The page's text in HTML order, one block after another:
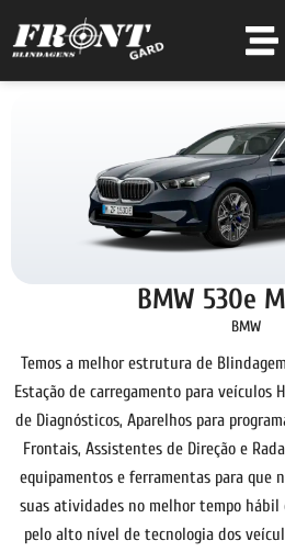
BMW 530e
BMW
Temos a melhor estrutura de
Estação de carregamento para veículos
de Diagnósticos, Aparelhos para
Frontais, Assistentes de Direção e
equipamentos e ferramentas para que
suas atividades no melhor tempo hábil
pelo alto nível de tecnologia dos